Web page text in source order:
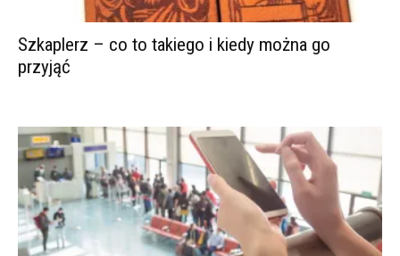
Szkaplerz – co to takiego i kiedy można go
przyjąć